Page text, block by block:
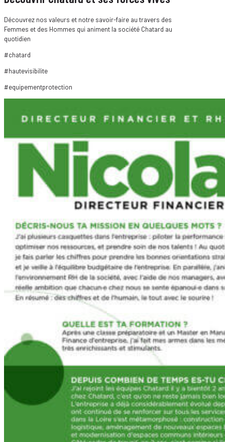
Découvrez nos valeurs et notre savoir-faire au travers des
Femmes et des Hommes qui animent la société Chatard au
quotidien
#chatard
#hautevisibilite
#equipementprotection